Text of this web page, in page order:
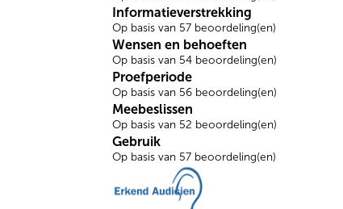
Informatieverstrekking
Op basis van 57 beoordeling(en)
Wensen en behoeften
Op basis van 54 beoordeling(en)
Proefperiode
Op basis van 56 beoordeling(en)
Meebeslissen
Op basis van 52 beoordeling(en)
Gebruik
Op basis van 57 beoordeling(en)